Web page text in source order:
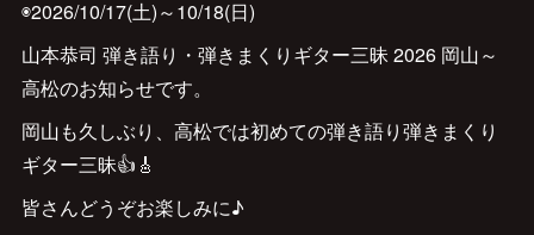
◉2026/10/17(土)～10/18(日)
山本恭司 弾き語り・弾きまくりギター三昧 2026 岡山～
高松のお知らせです。
岡山も久しぶり、高松では初めての弾き語り弾きまくり
ギター三昧👍🎸
皆さんどうぞお楽しみに♪